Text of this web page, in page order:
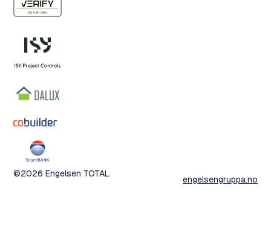
©2026 Engelsen TOTAL
engelsengruppa.no